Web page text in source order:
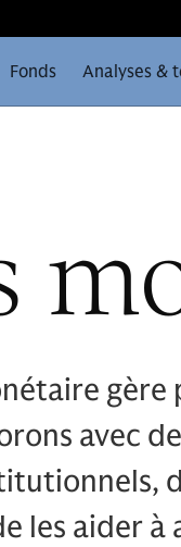
Fonds Analyses &
gère
avec
les aider